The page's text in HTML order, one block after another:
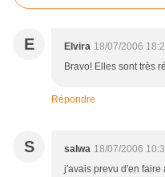
E Elvira 18/07/2006
Bravo! Elles sont très
Répondre
S salwa 18/07/2006
j'avais prevu d'en faire